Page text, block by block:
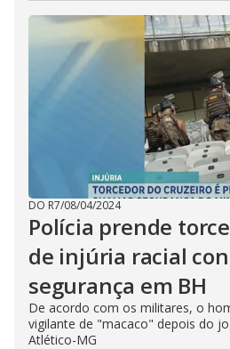
DO R7/08/04/2024
Polícia prende
de injúria racial
segurança em BH
De acordo com os militares, o
vigilante de "macaco" depois do
Atlético-MG